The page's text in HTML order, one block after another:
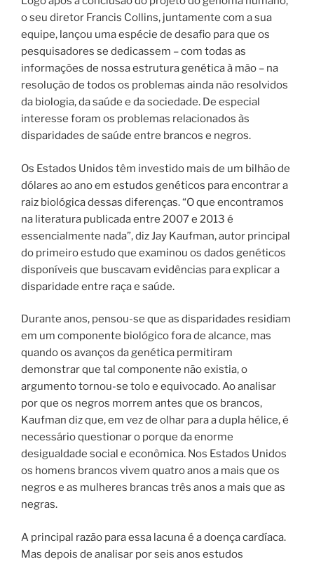
o seu diretor Francis Collins, juntamente com a sua
equipe, lançou uma espécie de desafio para que os
pesquisadores se dedicassem – com todas as
informações de nossa estrutura genética à mão – na
resolução de todos os problemas ainda não resolvidos
da biologia, da saúde e da sociedade. De especial
interesse foram os problemas relacionados às
disparidades de saúde entre brancos e negros.
Os Estados Unidos têm investido mais de um bilhão de
dólares ao ano em estudos genéticos para encontrar a
raiz biológica dessas diferenças. “O que encontramos
na literatura publicada entre 2007 e 2013 é
essencialmente nada”, diz Jay Kaufman, autor principal
do primeiro estudo que examinou os dados genéticos
disponíveis que buscavam evidências para explicar a
disparidade entre raça e saúde.
Durante anos, pensou-se que as disparidades residiam
em um componente biológico fora de alcance, mas
quando os avanços da genética permitiram
demonstrar que tal componente não existia, o
argumento tornou-se tolo e equivocado.Ao analisar
por que os negros morrem antes que os brancos,
Kaufman diz que, em vez de olhar para a dupla hélice, é
necessário questionar o porque da enorme
desigualdade social e econômica. Nos Estados Unidos
os homens brancos vivem quatro anos a mais que os
negros e as mulheres brancas três anos a mais que as
negras.
A principal razão para essa lacuna é a doença cardíaca.
Mas depois de analisar por seis anos estudos